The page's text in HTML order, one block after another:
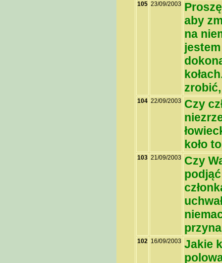
105 23/09/2003
aby
na
104 22/09/2003 Czy
koło
103 21/09/2003 Czy
102 16/09/2003 Jakie